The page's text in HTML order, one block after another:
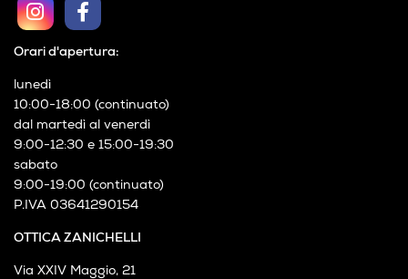
OTTICA ZANICHELLI
Via XXIV Maggio, 21
Orari d'apertura:
lunedì
10:00-18:00 (continuato)
dal martedì al venerdì
9:00-12:30 e 15:00-19:30
sabato
9:00-19:00 (continuato)
P.IVA 03641290154